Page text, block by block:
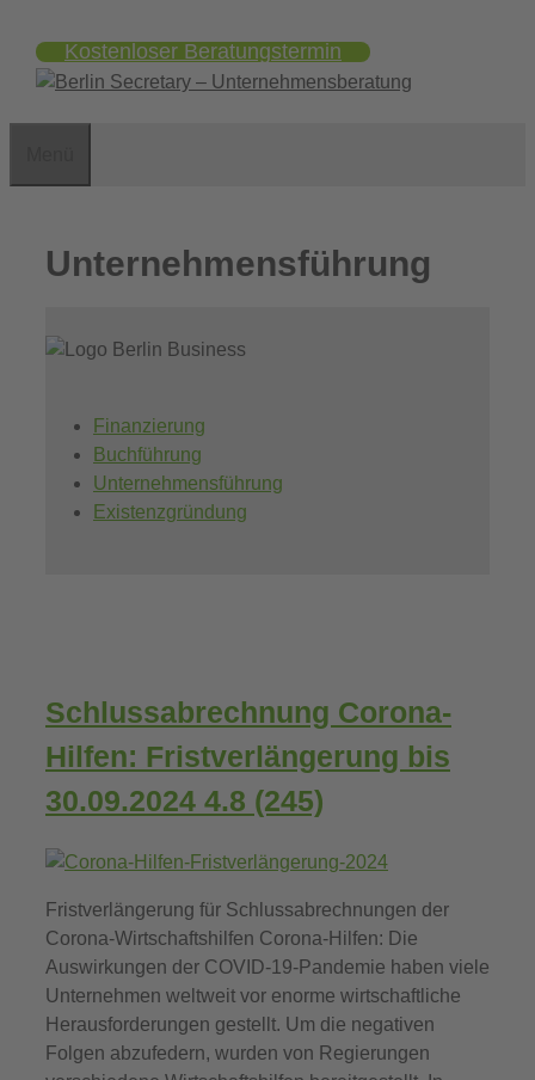
Inhalt
springen
Kostenloser Beratungstermin
Unternehmensführung
Finanzierung
Buchführung
Unternehmensführung
Existenzgründung
Schlussabrechnung Corona-
Hilfen: Fristverlängerung bis
30.09.2024 4.8 (245)
Fristverlängerung für Schlussabrechnungen der
Corona-Wirtschaftshilfen Corona-Hilfen: Die
Auswirkungen der COVID-19-Pandemie haben viele
Unternehmen weltweit vor enorme wirtschaftliche
Herausforderungen gestellt. Um die negativen
Folgen abzufedern, wurden von Regierungen